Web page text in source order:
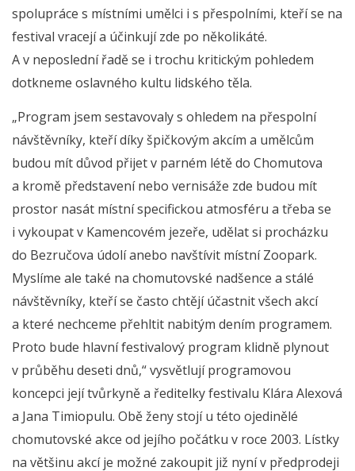
spolupráce s místními umělci i s přespolními, kteří se na
festival vracejí a účinkují zde po několikáté.
A v neposlední řadě se i trochu kritickým pohledem
dotkneme oslavného kultu lidského těla.
„Program jsem sestavovaly s ohledem na přespolní
návštěvníky, kteří díky špičkovým akcím a umělcům
budou mít důvod přijet v parném létě do Chomutova
a kromě představení nebo vernisáže zde budou mít
prostor nasát místní specifickou atmosféru a třeba se
i vykoupat v Kamencovém jezeře, udělat si procházku
do Bezručova údolí anebo navštívit místní Zoopark.
Myslíme ale také na chomutovské nadšence a stálé
návštěvníky, kteří se často chtějí účastnit všech akcí
a které nechceme přehltit nabitým dením programem.
Proto bude hlavní festivalový program klidně plynout
v průběhu deseti dnů,“ vysvětlují programovou
koncepci její tvůrkyně a ředitelky festivalu Klára Alexová
a Jana Timiopulu. Obě ženy stojí u této ojedinělé
chomutovské akce od jejího počátku v roce 2003. Lístky
na většinu akcí je možné zakoupit již nyní v předprodeji